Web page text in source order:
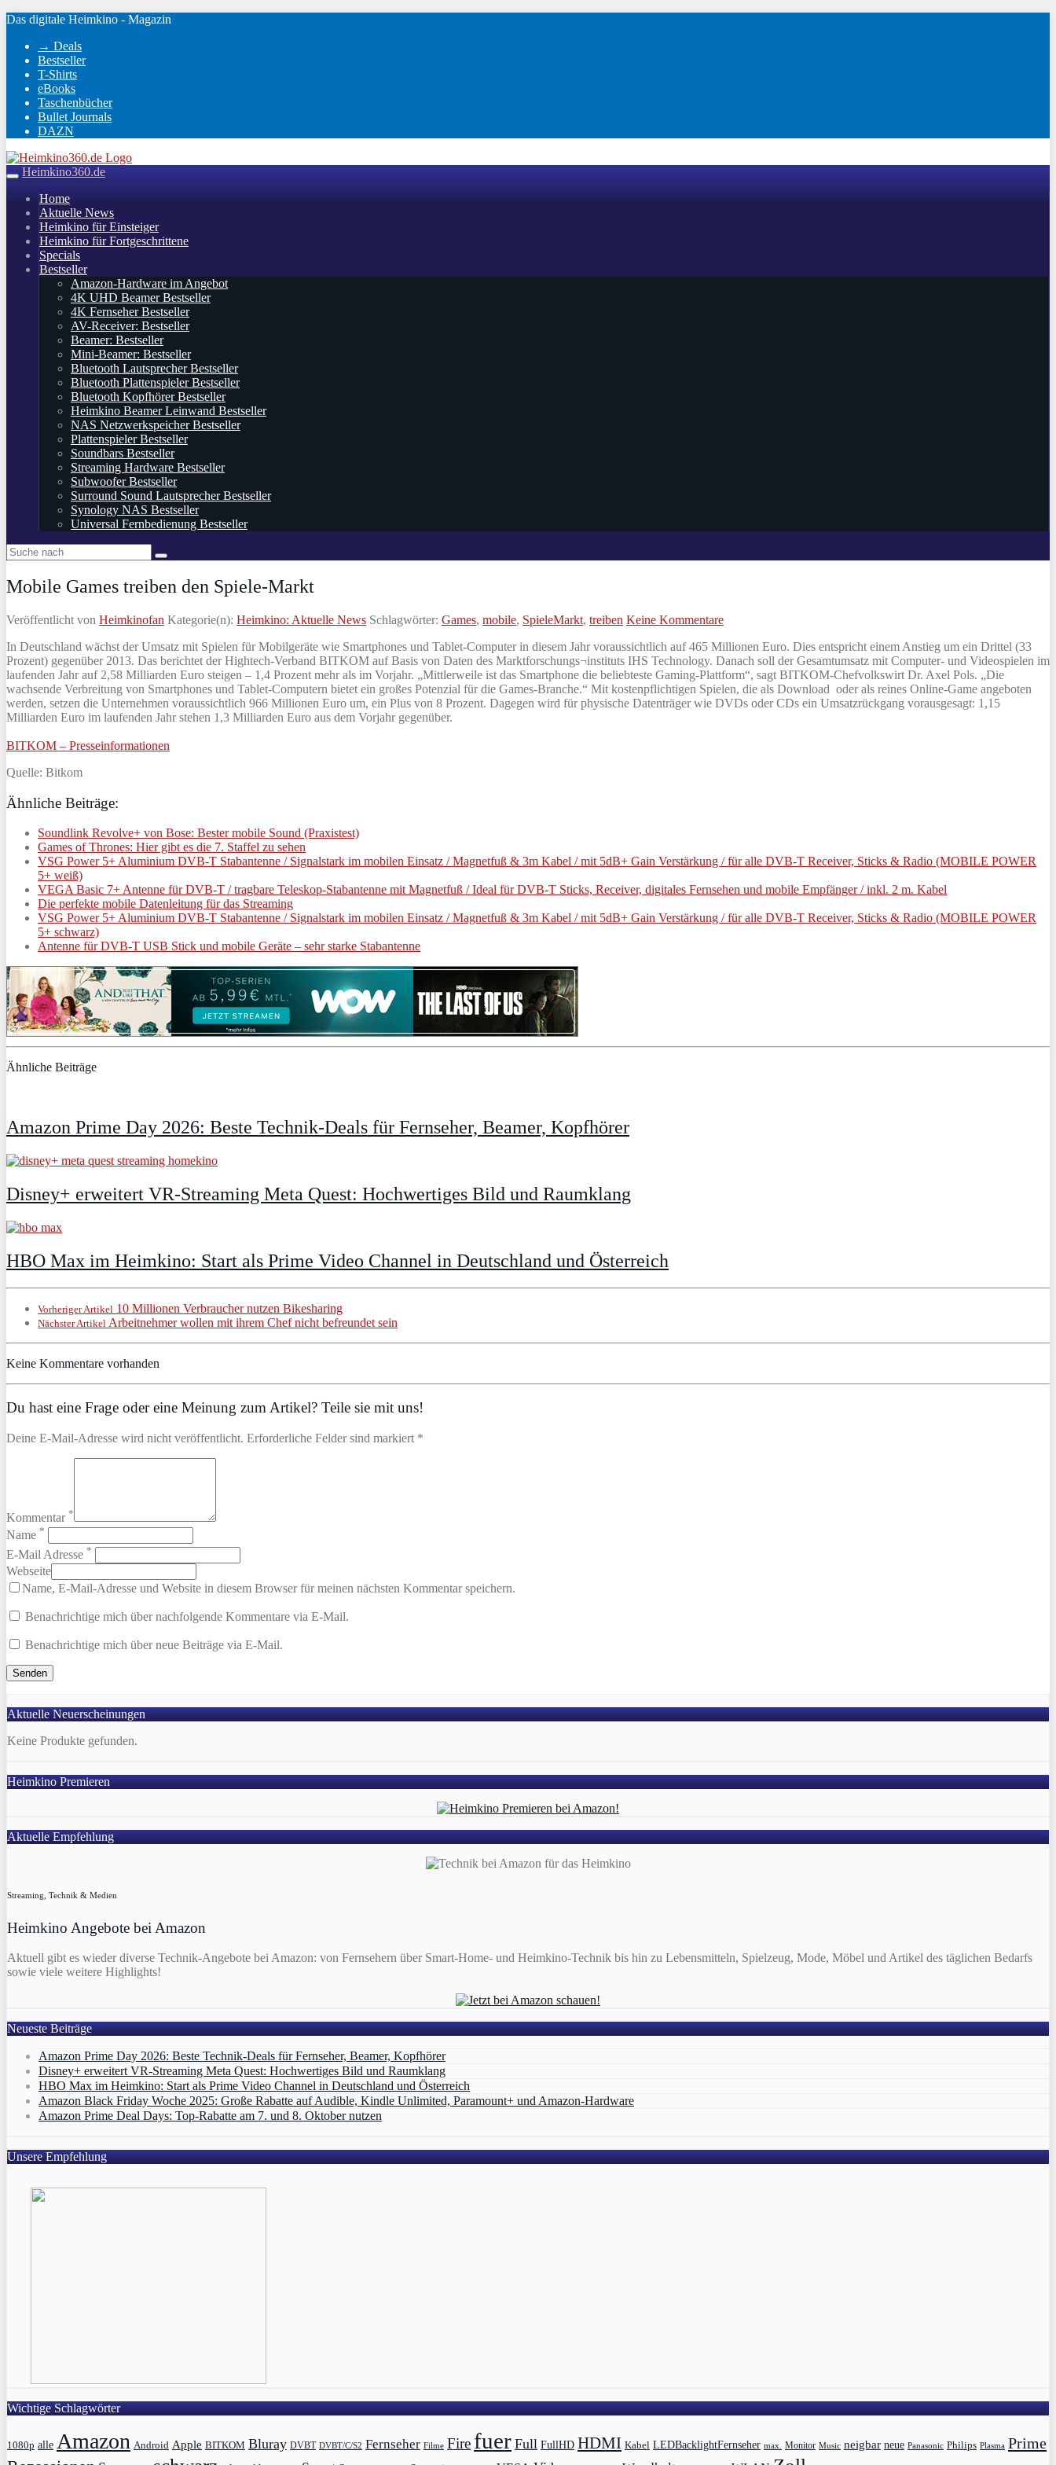
Skip
main
content
Das digitale Heimkino - Magazin
→ Deals
Bestseller
T-Shirts
eBooks
Taschenbücher
Bullet Journals
DAZN
Toggle
navigation
Heimkino360.de
Home
Aktuelle News
Heimkino für Einsteiger
Heimkino für Fortgeschrittene
Specials
Bestseller
Amazon-Hardware im Angebot
4K UHD Beamer Bestseller
4K Fernseher Bestseller
AV-Receiver: Bestseller
Beamer: Bestseller
Mini-Beamer: Bestseller
Bluetooth Lautsprecher Bestseller
Bluetooth Plattenspieler Bestseller
Bluetooth Kopfhörer Bestseller
Heimkino Beamer Leinwand Bestseller
NAS Netzwerkspeicher Bestseller
Plattenspieler Bestseller
Soundbars Bestseller
Streaming Hardware Bestseller
Subwoofer Bestseller
Surround Sound Lautsprecher Bestseller
Synology NAS Bestseller
Universal Fernbedienung Bestseller
Mobile Games treiben den Spiele-Markt
Veröffentlicht von Heimkinofan Kategorie(n): Heimkino: Aktuelle News Schlagwörter: Games, mobile, SpieleMarkt, treiben Keine Kommentare
In Deutschland wächst der Umsatz mit Spielen für Mobilgeräte wie Smartphones und Tablet-Computer in diesem Jahr voraussichtlich auf 465 Millionen Euro. Dies entspricht einem Anstieg um ein Drittel (33
Prozent) gegenüber 2013. Das berichtet der Hightech-Verband BITKOM auf Basis von Daten des Marktforschungs¬instituts IHS Technology. Danach soll der Gesamtumsatz mit Computer- und Videospielen im
laufenden Jahr auf 2,58 Milliarden Euro steigen – 1,4 Prozent mehr als im Vorjahr. „Mittlerweile ist das Smartphone die beliebteste Gaming-Plattform“, sagt BITKOM-Chefvolkswirt Dr. Axel Pols. „Die
wachsende Verbreitung von Smartphones und Tablet-Computern bietet ein großes Potenzial für die Games-Branche.“ Mit kostenpflichtigen Spielen, die als Download oder als reines Online-Game angeboten
werden, setzen die Unternehmen voraussichtlich 966 Millionen Euro um, ein Plus von 8 Prozent. Dagegen wird für physische Datenträger wie DVDs oder CDs ein Umsatzrückgang vorausgesagt: 1,15
Milliarden Euro im laufenden Jahr stehen 1,3 Milliarden Euro aus dem Vorjahr gegenüber.
BITKOM – Presseinformationen
Quelle: Bitkom
Ähnliche Beiträge:
Soundlink Revolve+ von Bose: Bester mobile Sound (Praxistest)
Games of Thrones: Hier gibt es die 7. Staffel zu sehen
VSG Power 5+ Aluminium DVB-T Stabantenne / Signalstark im mobilen Einsatz / Magnetfuß & 3m Kabel / mit 5dB+ Gain Verstärkung / für alle DVB-T Receiver, Sticks & Radio (MOBILE POWER
5+ weiß)
VEGA Basic 7+ Antenne für DVB-T / tragbare Teleskop-Stabantenne mit Magnetfuß / Ideal für DVB-T Sticks, Receiver, digitales Fernsehen und mobile Empfänger / inkl. 2 m. Kabel
Die perfekte mobile Datenleitung für das Streaming
VSG Power 5+ Aluminium DVB-T Stabantenne / Signalstark im mobilen Einsatz / Magnetfuß & 3m Kabel / mit 5dB+ Gain Verstärkung / für alle DVB-T Receiver, Sticks & Radio (MOBILE POWER
5+ schwarz)
Antenne für DVB-T USB Stick und mobile Geräte – sehr starke Stabantenne
Ähnliche Beiträge
Amazon Prime Day 2026: Beste Technik-Deals für Fernseher, Beamer, Kopfhörer
Disney+ erweitert VR‑Streaming Meta Quest: Hochwertiges Bild und Raumklang
HBO Max im Heimkino: Start als Prime Video Channel in Deutschland und Österreich
Vorheriger Artikel 10 Millionen Verbraucher nutzen Bikesharing
Nächster Artikel Arbeitnehmer wollen mit ihrem Chef nicht befreundet sein
Keine Kommentare vorhanden
Du hast eine Frage oder eine Meinung zum Artikel? Teile sie mit uns!
Deine E-Mail-Adresse wird nicht veröffentlicht. Erforderliche Felder sind markiert *
Kommentar *
Name *
E-Mail Adresse *
Webseite
Name, E-Mail-Adresse und Website in diesem Browser für meinen nächsten Kommentar speichern.
Benachrichtige mich über nachfolgende Kommentare via E-Mail.
Benachrichtige mich über neue Beiträge via E-Mail.
Aktuelle Neuerscheinungen
Keine Produkte gefunden.
Heimkino Premieren
Aktuelle Empfehlung
Streaming, Technik & Medien
Heimkino Angebote bei Amazon
Aktuell gibt es wieder diverse Technik-Angebote bei Amazon: von Fernsehern über Smart-Home- und Heimkino-Technik bis hin zu Lebensmitteln, Spielzeug, Mode, Möbel und Artikel des täglichen Bedarfs
sowie viele weitere Highlights!
Neueste Beiträge
Amazon Prime Day 2026: Beste Technik-Deals für Fernseher, Beamer, Kopfhörer
Disney+ erweitert VR‑Streaming Meta Quest: Hochwertiges Bild und Raumklang
HBO Max im Heimkino: Start als Prime Video Channel in Deutschland und Österreich
Amazon Black Friday Woche 2025: Große Rabatte auf Audible, Kindle Unlimited, Paramount+ und Amazon‑Hardware
Amazon Prime Deal Days: Top-Rabatte am 7. und 8. Oktober nutzen
Unsere Empfehlung
Wichtige Schlagwörter
1080p alle Amazon Android Apple BITKOM Bluray DVBT DVBT/C/S2 Fernseher Filme Fire fuer Full FullHD HDMI Kabel LEDBacklightFernseher max. Monitor Music neigbar neue Panasonic Philips Plasma Prime